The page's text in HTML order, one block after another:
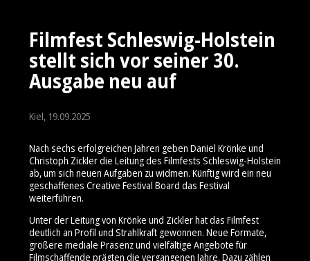
Filmfest Schleswig-Holstein
stellt sich vor seiner 30.
Ausgabe neu auf
Kiel, 19.09.2025
Nach sechs erfolgreichen Jahren geben Daniel Krönke und
Christoph Zickler die Leitung des Filmfests Schleswig-Holstein
ab, um sich neuen Aufgaben zu widmen. Künftig wird ein neu
geschaffenes Creative Festival Board das Festival
weiterführen.
Unter der Leitung von Krönke und Zickler hat das Filmfest
deutlich an Profil und Strahlkraft gewonnen. Neue Formate,
größere mediale Präsenz und vielfältige Angebote für
Filmschaffende prägten die vergangenen Jahre. Dazu zählen